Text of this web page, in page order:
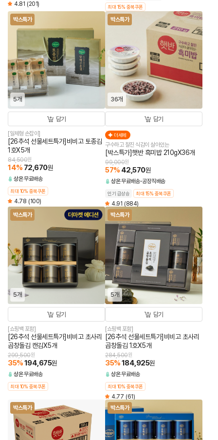
4.81 (201)
최대 15% 중복쿠폰
박스특가
5개
담기
[일체형 손잡이]
[26추석 선물세트특가]비비고 토종김
1호X5개
84,500원
14% 72,670원
상온무료배송
최대 10% 중복쿠폰
4.78 (100)
박스특가
36개
담기
더세페
구수하고 찰진 식감이 살아있는
[박스특가]햇반 흑미밥 210gX36개
99,000원
57% 42,570원
상온무료배송 공장직배송
인기 급상승 최대 15% 중복쿠폰
4.91 (884)
박스특가
5개
담기
[쇼핑백 포함]
[26추석 선물세트특가]비비고 초사리
곱창돌김 캔김X5개
299,500원
35%194,675원
상온무료배송
최대 10% 중복쿠폰
박스특가
5개
담기
[쇼핑백 포함]
[26추석 선물세트특가]비비고 초사리
곱창돌김 1호X5개
284,500원
35%184,925원
상온무료배송
최대 10% 중복쿠폰
4.77 (61)
박스특가
박스특가